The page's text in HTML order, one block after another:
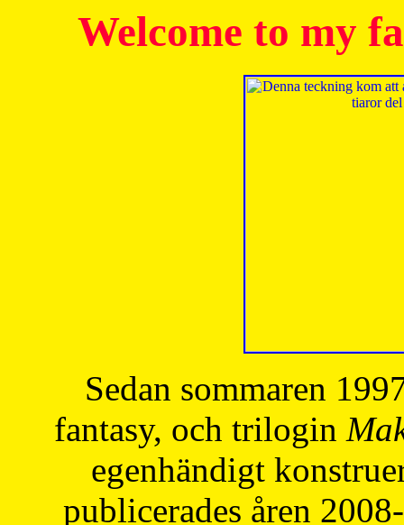
Welcome to my
Sedan sommaren
fantasy, och trilogin
egenhändigt
publicerades åren